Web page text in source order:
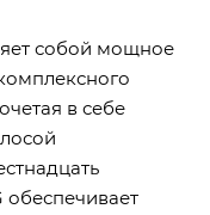
собой мощное
в себе
обеспечивает